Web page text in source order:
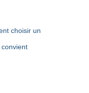
choisir un